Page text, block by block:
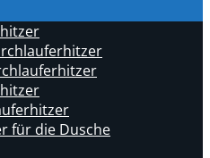
für die Dusche